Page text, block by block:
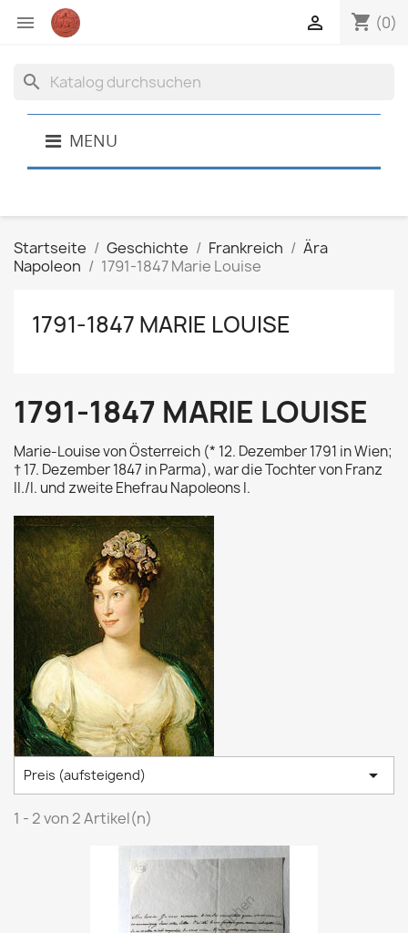
 shopping_cart (0)

search
MENU
Startseite Geschichte Frankreich
Ära
Napoleon
1791-1847 Marie Louise
1791-1847 MARIE LOUISE
1791-1847 MARIE LOUISE
Marie-Louise von Österreich (* 12. Dezember 1791 in Wien;
† 17. Dezember 1847 in Parma), war die Tochter von Franz
II./I. und zweite Ehefrau Napoleons I.
Preis (aufsteigend) 
1 - 2 von 2 Artikel(n)